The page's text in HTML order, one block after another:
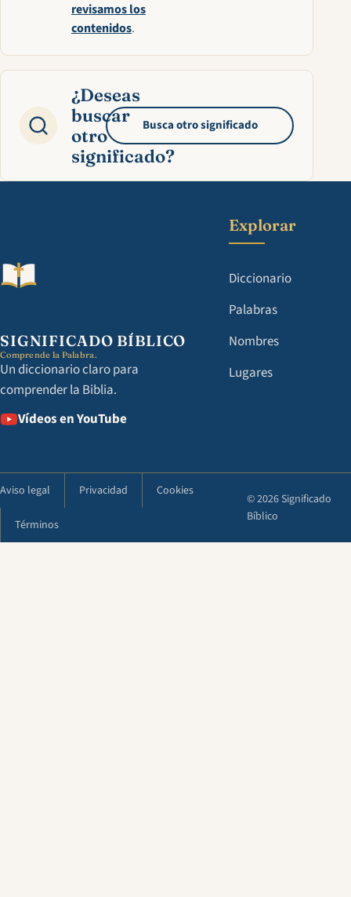
revisamos los
contenidos.
¿Deseas
buscar
otro
significado?
Busca otro significado
SIGNIFICADO BÍBLICO
Comprende la Palabra.
Un diccionario claro para
comprender la Biblia.
Vídeos en YouTube
Explorar
Diccionario
Palabras
Nombres
Lugares
Aviso legal Privacidad Cookies
Términos
© 2026 Significado
Bíblico